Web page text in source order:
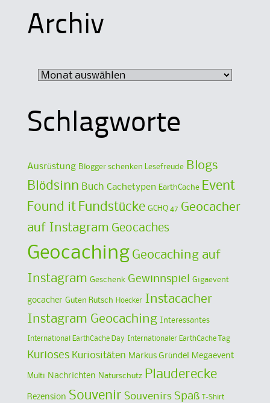
Archiv
Schlagworte
Ausrüstung Blogger schenken Lesefreude Blogs
Blödsinn Buch Cachetypen EarthCache
Event
Found it Fundstücke GCHQ 47 Geocacher
auf Instagram Geocaches
Geocaching Geocaching auf
Instagram Geschenk Gewinnspiel Gigaevent
gocacher Guten Rutsch Hoecker Instacacher
Instagram Geocaching Interessantes
International EarthCache Day Internationaler EarthCache Tag
Kurioses Kuriositäten Markus Gründel Megaevent
Multi Nachrichten Naturschutz Plauderecke
Rezension Souvenir Souvenirs Spaß T-Shirt